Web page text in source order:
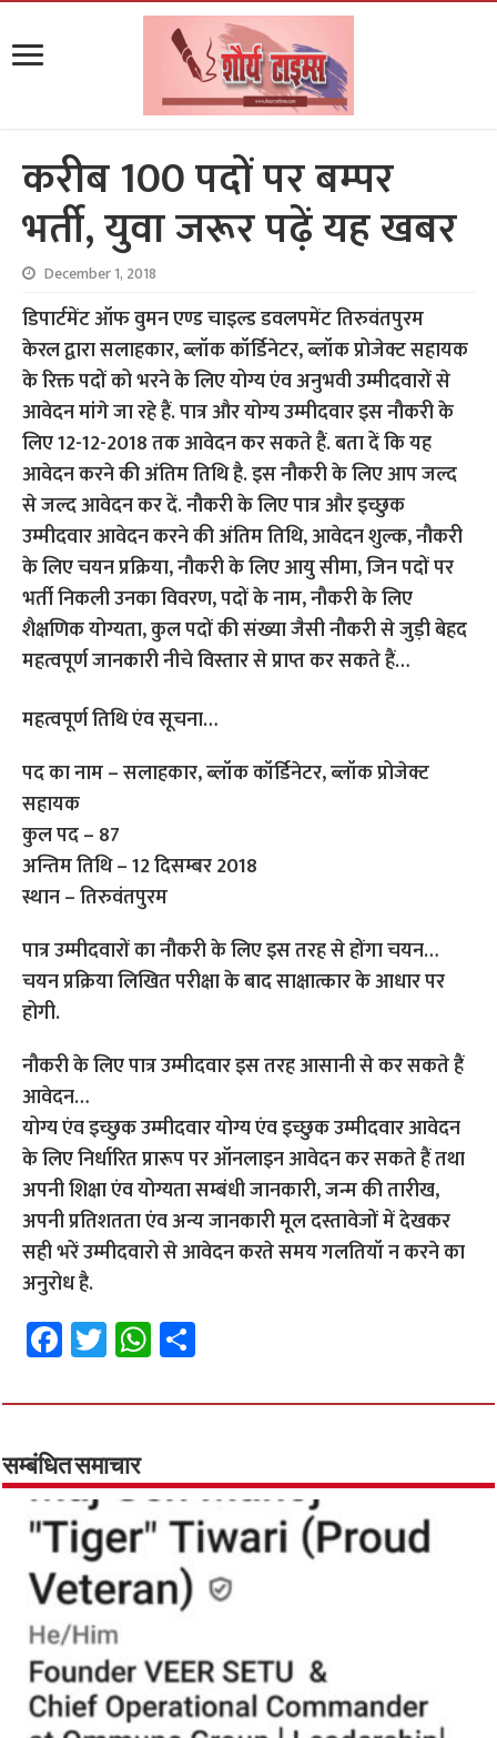
करीब 100 पदों पर बम्पर
भर्ती, युवा जरूर पढ़ें यह खबर
December 1, 2018
डिपार्टमेंट ऑफ वुमन एण्ड चाइल्ड डवलपमेंट तिरुवंतपुरम
केरल द्वारा सलाहकार, ब्लॉक कॉर्डिनेटर, ब्लॉक प्रोजेक्ट सहायक
के रिक्त पदों को भरने के लिए योग्य एंव अनुभवी उम्मीदवारों से
आवेदन मांगे जा रहे हैं. पात्र और योग्य उम्मीदवार इस नौकरी के
लिए 12-12-2018 तक आवेदन कर सकते हैं. बता दें कि यह
आवेदन करने की अंतिम तिथि है. इस नौकरी के लिए आप जल्द
से जल्द आवेदन कर दें. नौकरी के लिए पात्र और इच्छुक
उम्मीदवार आवेदन करने की अंतिम तिथि, आवेदन शुल्क, नौकरी
के लिए चयन प्रक्रिया, नौकरी के लिए आयु सीमा, जिन पदों पर
भर्ती निकली उनका विवरण, पदों के नाम, नौकरी के लिए
शैक्षणिक योग्यता, कुल पदों की संख्या जैसी नौकरी से जुड़ी बेहद
महत्वपूर्ण जानकारी नीचे विस्तार से प्राप्त कर सकते हैं…
महत्वपूर्ण तिथि एंव सूचना…
पद का नाम – सलाहकार, ब्लॉक कॉर्डिनेटर, ब्लॉक प्रोजेक्ट
सहायक
कुल पद – 87
अन्तिम तिथि – 12 दिसम्बर 2018
स्थान – तिरुवंतपुरम
पात्र उम्मीदवारों का नौकरी के लिए इस तरह से होंगा चयन…
चयन प्रक्रिया लिखित परीक्षा के बाद साक्षात्कार के आधार पर
होगी.
नौकरी के लिए पात्र उम्मीदवार इस तरह आसानी से कर सकते हैं
आवेदन…
योग्य एंव इच्छुक उम्मीदवार योग्य एंव इच्छुक उम्मीदवार आवेदन
के लिए निर्धारित प्रारूप पर ऑनलाइन आवेदन कर सकते हैं तथा
अपनी शिक्षा एंव योग्यता सम्बंधी जानकारी, जन्म की तारीख,
अपनी प्रतिशतता एंव अन्य जानकारी मूल दस्तावेजों में देखकर
सही भरें उम्मीदवारो से आवेदन करते समय गलतियॉ न करने का
अनुरोध है.
Fa
ce
b
o
o
k
T
wi
tt
er
W
h
at
p
p
ar
सम्बंधित समाचार